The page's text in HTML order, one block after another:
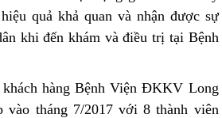
quả khả quan và nhận được sự
khi đến khám và điều trị tại Bệnh
khách hàng Bệnh Viện ĐKKV Long
vào tháng 7/2017 với 8 thành viên